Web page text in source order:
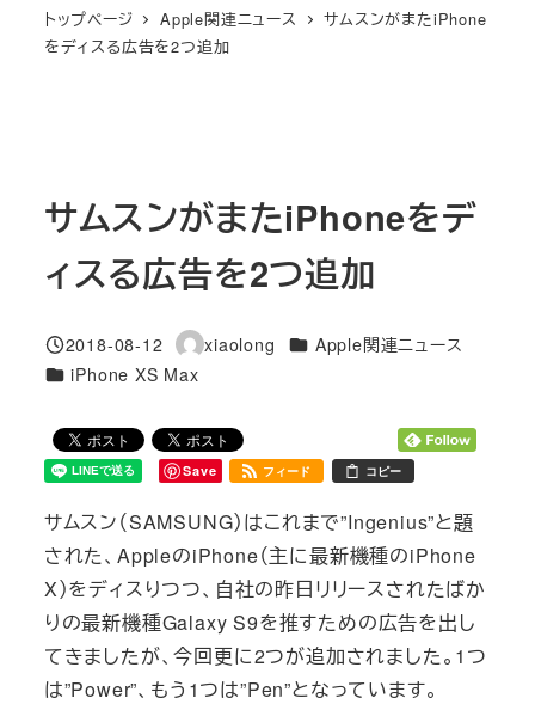
トップページ Apple関連ニュース
サムスンがまたiPhone
をディスる広告を2つ追加
サムスンがまたiPhoneをデ
ィスる広告を2つ追加
投稿日
2018-08-12
著
者
xiaolong カテゴリー
Apple関連ニュース
カテゴリー
iPhone XS Max
Save フィード コピー
サムスン（SAMSUNG）はこれまで”Ingenius”と題
された、AppleのiPhone（主に最新機種のiPhone
X）をディスりつつ、自社の昨日リリースされたばか
りの最新機種Galaxy S9を推すための広告を出し
てきましたが、今回更に2つが追加されました。1つ
は”Power”、もう1つは”Pen”となっています。